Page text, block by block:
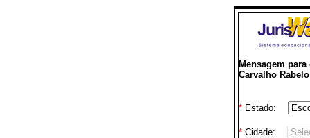
Mensagem
Carvalho Rabelo
*Estado:
*Cidade: